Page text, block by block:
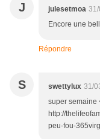
J julesetmoa
Encore une
Répondre
S swettylux 31/
super semaine
http://
peu-fou-